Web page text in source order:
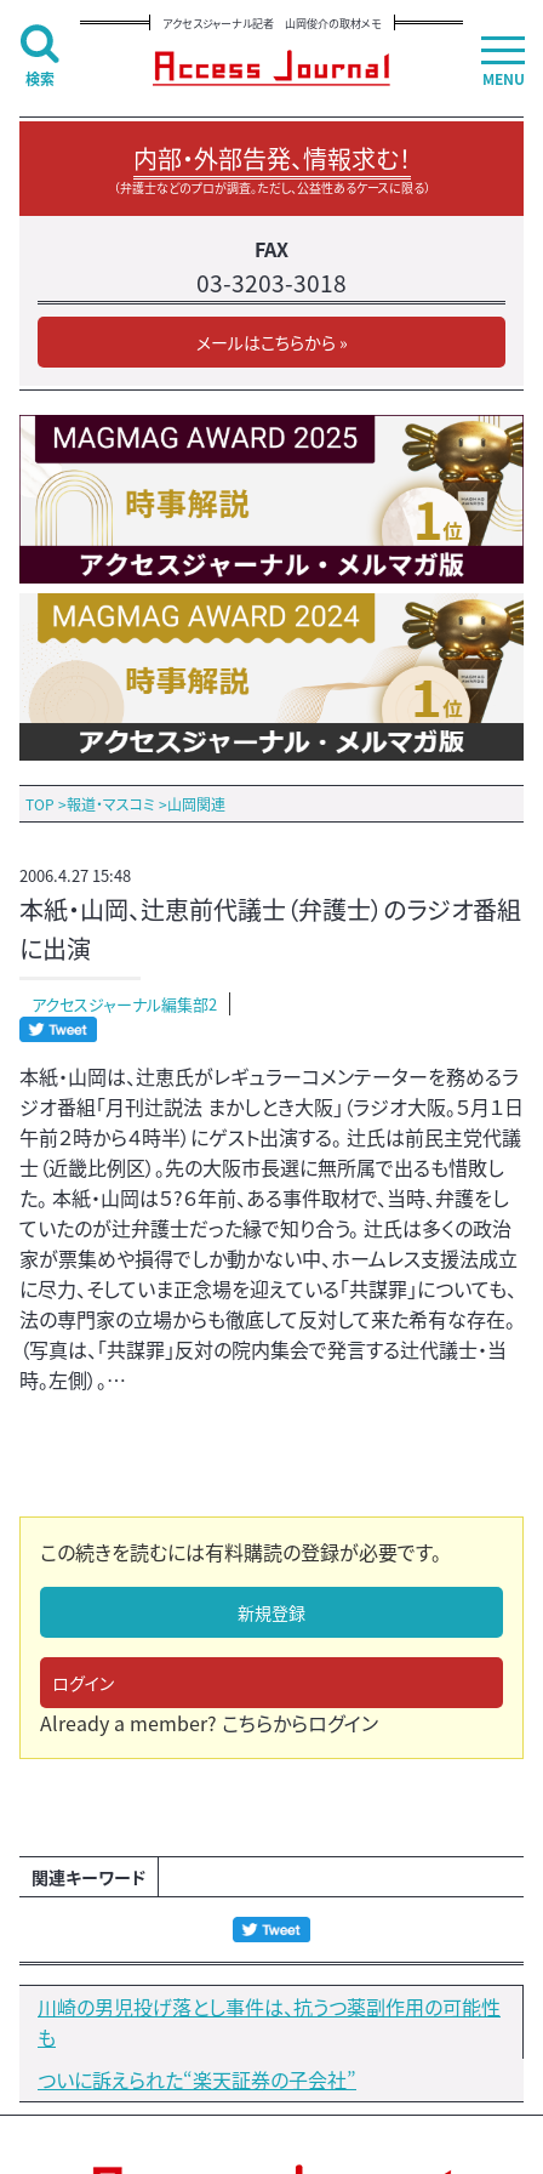
アクセスジャーナル記者 山岡俊介の取材メモ
内部・外部告発、情報求む！
（弁護士などのプロが調査。ただし、公益性あるケースに限る）
FAX
03-3203-3018
メールはこちらから »
TOP >報道・マスコミ >山岡関連
2006.4.27 15:48
本紙・山岡、辻恵前代議士（弁護士）のラジオ番組
に出演
アクセスジャーナル編集部2
本紙・山岡は、辻恵氏がレギュラーコメンテーターを務めるラ
ジオ番組「月刊辻説法 まかしとき大阪」（ラジオ大阪。５月１日
午前２時から４時半）にゲスト出演する。 辻氏は前民主党代議
士（近畿比例区）。先の大阪市長選に無所属で出るも惜敗し
た。 本紙・山岡は５?６年前、ある事件取材で、当時、弁護をし
ていたのが辻弁護士だった縁で知り合う。 辻氏は多くの政治
家が票集めや損得でしか動かない中、ホームレス支援法成立
に尽力、そしていま正念場を迎えている「共謀罪」についても、
法の専門家の立場からも徹底して反対して来た希有な存在。
（写真は、「共謀罪」反対の院内集会で発言する辻代議士・当
時。左側）。…
この続きを読むには有料購読の登録が必要です。
新規登録
ログイン
Already a member? こちらからログイン
関連キーワード
川崎の男児投げ落とし事件は、抗うつ薬副作用の可能性
も
ついに訴えられた“楽天証券の子会社”
MENU
検索